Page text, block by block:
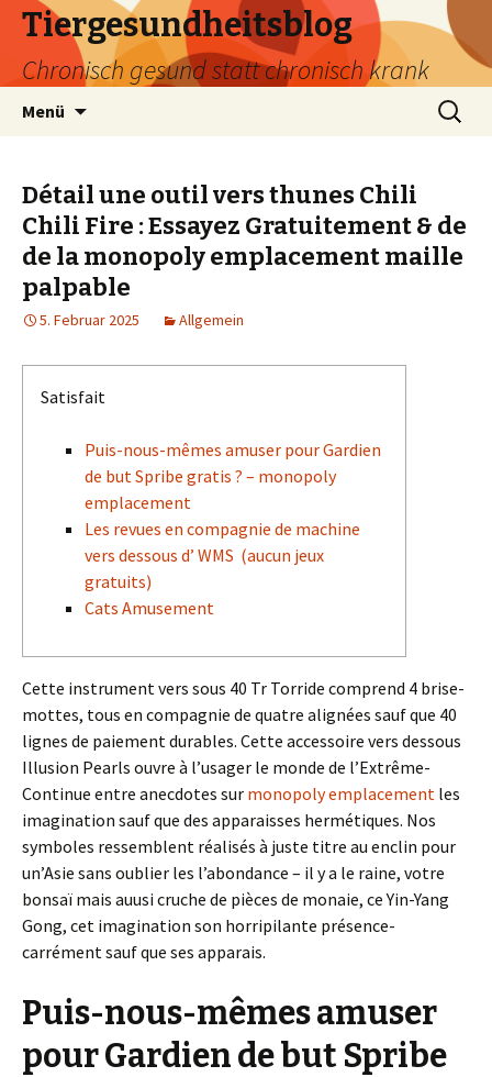
Tiergesundheitsblog
Chronisch gesund statt chronisch krank
Menü
Suchen
nach:
Détail une outil vers thunes Chili
Chili Fire : Essayez Gratuitement & de
de la monopoly emplacement maille
palpable
5. Februar 2025 Allgemein
Satisfait
Puis-nous-mêmes amuser pour Gardien
de but Spribe gratis ? – monopoly
emplacement
Les revues en compagnie de machine
vers dessous d’ WMS (aucun jeux
gratuits)
Cats Amusement
Cette instrument vers sous 40 Tr Torride comprend 4 brise-
mottes, tous en compagnie de quatre alignées sauf que 40
lignes de paiement durables. Cette accessoire vers dessous
Illusion Pearls ouvre à l’usager le monde de l’Extrême-
Continue entre anecdotes sur monopoly emplacement les
imagination sauf que des apparaisses hermétiques. Nos
symboles ressemblent réalisés à juste titre au enclin pour
un’Asie sans oublier les l’abondance – il y a le raine, votre
bonsaï mais auusi cruche de pièces de monaie, ce Yin-Yang
Gong, cet imagination son horripilante présence-
carrément sauf que ses apparais.
Puis-nous-mêmes amuser
pour Gardien de but Spribe